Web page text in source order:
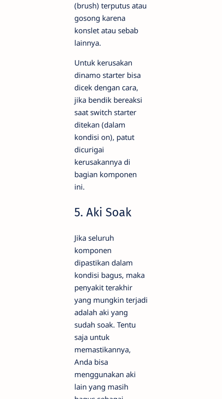
(brush) terputus atau
gosong karena
konslet atau sebab
lainnya.
Untuk kerusakan
dinamo starter bisa
dicek dengan cara,
jika bendik bereaksi
saat switch starter
ditekan (dalam
kondisi on), patut
dicurigai
kerusakannya di
bagian komponen
ini.
5. Aki Soak
Jika seluruh
komponen
dipastikan dalam
kondisi bagus, maka
penyakit terakhir
yang mungkin terjadi
adalah aki yang
sudah soak. Tentu
saja untuk
memastikannya,
Anda bisa
menggunakan aki
lain yang masih